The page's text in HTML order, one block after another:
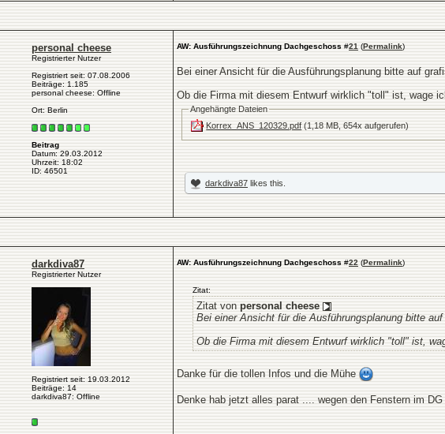
personal cheese
Registrierter Nutzer
Registriert seit: 07.08.2006
Beiträge: 1.185
personal cheese: Offline
Ort: Berlin
Beitrag
Datum: 29.03.2012
Uhrzeit: 18:02
ID: 46501
AW: Ausführungszeichnung Dachgeschoss #21 (Permalink)
Bei einer Ansicht für die Ausführungsplanung bitte auf
Ob die Firma mit diesem Entwurf wirklich "toll" ist, wage
Angehängte Dateien
Korrex_ANS_120329.pdf(1,18 MB, 654x aufgerufen)
darkdiva87 likes this.
darkdiva87
Registrierter Nutzer
Registriert seit: 19.03.2012
Beiträge: 14
darkdiva87: Offline
AW: Ausführungszeichnung Dachgeschoss #22 (Permalink)
Zitat:
Zitat von personal cheese
Bei einer Ansicht für die Ausführungsplanung bitte
Ob die Firma mit diesem Entwurf wirklich "toll" ist,
Danke für die tollen Infos und die Mühe
Denke hab jetzt alles parat .... wegen den Fenstern im